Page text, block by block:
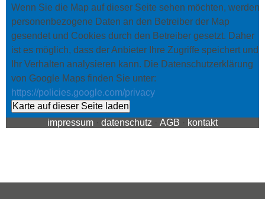
Wenn Sie die Map auf dieser Seite sehen möchten, werden
personenbezogene Daten an den Betreiber der Map
gesendet und Cookies durch den Betreiber gesetzt. Daher
ist es möglich, dass der Anbieter Ihre Zugriffe speichert und
Ihr Verhalten analysieren kann. Die Datenschutzerklärung
von Google Maps finden Sie unter:
https://policies.google.com/privacy
Karte auf dieser Seite laden
impressum
datenschutz AGB kontakt